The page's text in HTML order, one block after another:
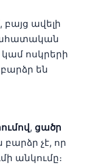
ավելի
ոսկրերի
են
, ցածր
բարձր չէ, որ
անկումը։